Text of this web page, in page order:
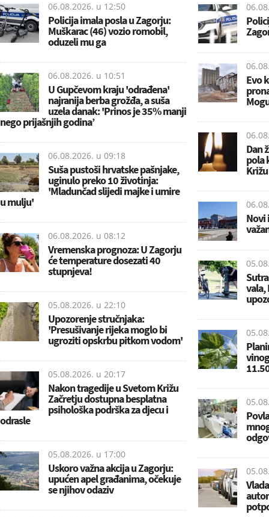
06.08.2026. u 12:50
Policija imala posla u Zagorju:
Muškarac (46) vozio romobil,
oduzeli mu ga
06.08.2026. u 10:51
U Gupčevom kraju 'odrađena'
najranija berba grožđa, a suša
uzela danak: 'Prinos je 35% manji
nego prijašnjih godina’
06.08.2026. u 09:18
Suša pustoši hrvatske pašnjake,
uginulo preko 10 životinja:
'Mladunčad slijedi majke i umire
u mulju'
06.08.2026. u 08:12
Vremenska prognoza: U Zagorju
će temperature dosezati 40
stupnjeva!
05.08.2026. u 22:10
Upozorenje stručnjaka:
'Presušivanje rijeka moglo bi
ugroziti opskrbu pitkom vodom'
05.08.2026. u 20:17
Nakon tragedije u Svetom Križu
Začretju dostupna besplatna
psihološka podrška za djecu i
odrasle
05.08.2026. u 17:00
Uskoro važna akcija u Zagorju:
upućen apel građanima, očekuje
se njihov odaziv
Evo
Dan
pola
Novi
vala,